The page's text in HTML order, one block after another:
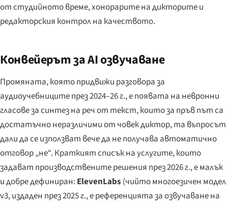
от студийното време, хонорарите на дикторите и
редакторския контрол на качеството.
Конвейерът за AI озвучаване
Промяната, която придвижи разговора за
аудиоучебниците през 2024–26 г., е появата на невронни
гласове за синтез на реч от текст, които за пръв път са
достатъчно неразличими от човек диктор, та въпросът
дали да се използват вече да не получава автоматично
отговор „не“. Краткият списък на услугите, които
задават производствените решения през 2026 г., е малък
и добре дефиниран: ElevenLabs (чийто многоезичен модел
v3, издаден през 2025 г., е референцията за озвучаване на